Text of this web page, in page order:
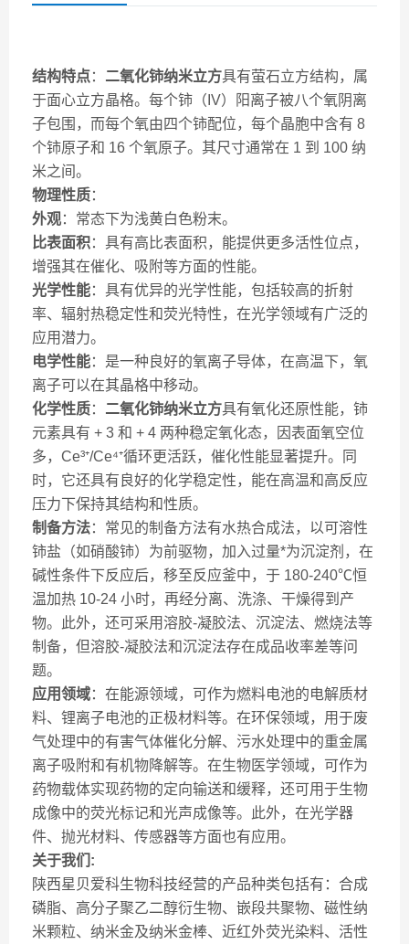
结构特点： 二氧化铈纳米立方具有萤石立方结构，属
于面心立方晶格。每个铈（IV）阳离子被八个氧阴离
子包围，而每个氧由四个铈配位，每个晶胞中含有 8
个铈原子和 16 个氧原子。其尺寸通常在 1 到 100 纳
米之间。
物理性质：
外观：常态下为浅黄白色粉末。
比表面积：具有高比表面积，能提供更多活性位点，
增强其在催化、吸附等方面的性能。
光学性能：具有优异的光学性能，包括较高的折射
率、辐射热稳定性和荧光特性，在光学领域有广泛的
应用潜力。
电学性能：是一种良好的氧离子导体，在高温下，氧
离子可以在其晶格中移动。
化学性质： 二氧化铈纳米立方具有氧化还原性能，铈
元素具有 + 3 和 + 4 两种稳定氧化态，因表面氧空位
多，Ce³⁺/Ce⁴⁺循环更活跃，催化性能显著提升。同
时，它还具有良好的化学稳定性，能在高温和高反应
压力下保持其结构和性质。
制备方法：常见的制备方法有水热合成法，以可溶性
铈盐（如硝酸铈）为前驱物，加入过量*为沉淀剂，在
碱性条件下反应后，移至反应釜中，于 180-240℃恒
温加热 10-24 小时，再经分离、洗涤、干燥得到产
物。此外，还可采用溶胶-凝胶法、沉淀法、燃烧法等
制备，但溶胶-凝胶法和沉淀法存在成品收率差等问
题。
应用领域：在能源领域，可作为燃料电池的电解质材
料、锂离子电池的正极材料等。在环保领域，用于废
气处理中的有害气体催化分解、污水处理中的重金属
离子吸附和有机物降解等。在生物医学领域，可作为
药物载体实现药物的定向输送和缓释，还可用于生物
成像中的荧光标记和光声成像等。此外，在光学器
件、抛光材料、传感器等方面也有应用。
关于我们:
陕西星贝爱科生物科技经营的产品种类包括有：合成
磷脂、高分子聚乙二醇衍生物、嵌段共聚物、磁性纳
米颗粒、纳米金及纳米金棒、近红外荧光染料、活性